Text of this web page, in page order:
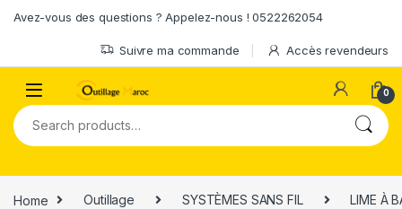
Avez-vous des questions ? Appelez-nous ! 0522262054
Suivre ma commande Accès revendeurs
0
Search for:
Home Outillage SYSTÈMES SANS FIL LIME À